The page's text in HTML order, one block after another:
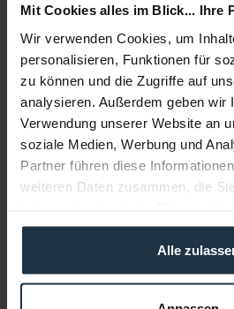
Mit Cookies alles im Blick... Ihre
Wir verwenden Cookies, um
personalisieren, Funktionen für
zu können und die Zugriffe auf
analysieren. Außerdem geben wir
Verwendung unserer Website an
soziale Medien, Werbung und
Partner führen diese
weiteren Daten zusammen, die
gesammelt haben.
Alle
Medien
Infos zu Hersteller &
Folgende Infos zum Hersteller
Weitere Artikel von Canon